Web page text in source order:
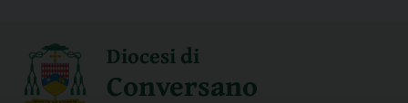
Diocesi di
Conversano